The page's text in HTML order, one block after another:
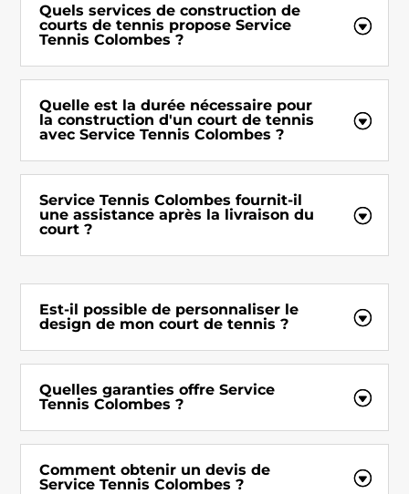
Quels services de construction de
courts de tennis propose Service
Tennis Colombes ?
Quelle est la durée nécessaire pour
la construction d'un court de tennis
avec Service Tennis Colombes ?
Service Tennis Colombes fournit-il
une assistance après la livraison du
court ?
Est-il possible de personnaliser le
design de mon court de tennis ?
Quelles garanties offre Service
Tennis Colombes ?
Comment obtenir un devis de
Service Tennis Colombes ?